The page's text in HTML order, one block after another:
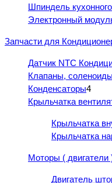
Шпиндель
Электронный
Запчасти для
Датчик NTC
Клапаны,
Конденсаторы4
Крыльчатка
Крыльчатка
Крыльчатка
Моторы ( двигатели
Двигатель